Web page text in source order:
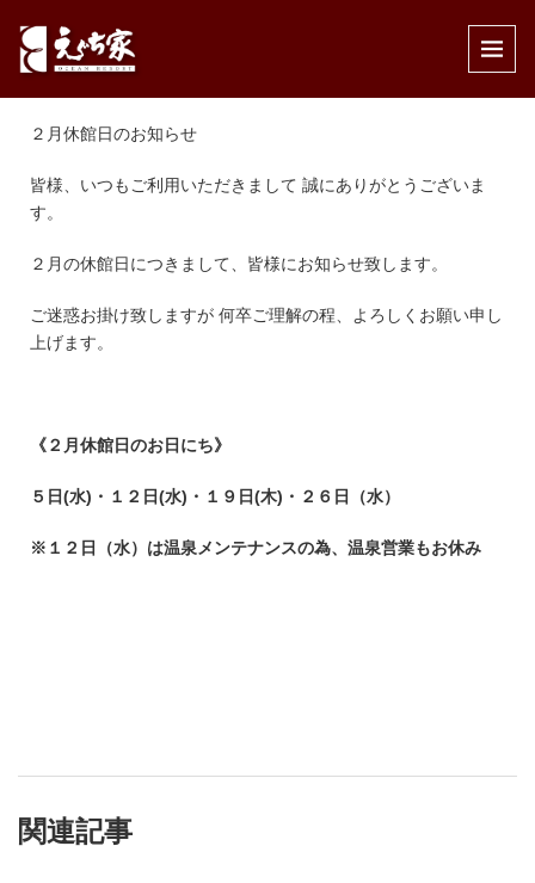
公開済み: 2020年1月25日
カテゴリー: インフォメーション
２月休館日のお知らせ
皆様、いつもご利用いただきまして 誠にありがとうございま
す。
２月の休館日につきまして、皆様にお知らせ致します。
ご迷惑お掛け致しますが 何卒ご理解の程、よろしくお願い申し
上げます。
《２月休館日のお日にち》
５ 日(水)・１２日(水)・１９日(木)・２６日（水）
※１２日（水）は温泉メンテナンスの為、温泉営業もお休み
関連記事